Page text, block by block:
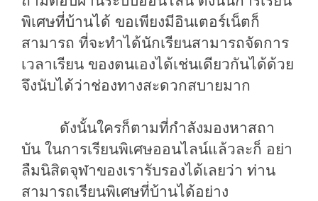
พิเศษที่บ้านได้ ขอเพียงมีอินเตอร์เน็ตก็
สามารถ ที่จะทำได้นักเรียนสามารถจัดการ
เวลาเรียน ของตนเองได้เช่นเดียวกันได้ด้วย
จึงนับได้ว่าช่องทางสะดวกสบายมาก
ดังนั้นใครก็ตามที่กำลังมองหาสถา
บัน ในการเรียนพิเศษออนไลน์แล้วละก็ อย่า
ลืมนิสิตจุฬาของเรารับรองได้เลยว่า ท่าน
สามารถเรียนพิเศษที่บ้านได้อย่าง